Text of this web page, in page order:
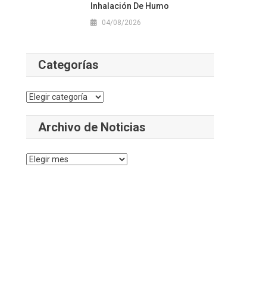
Inhalación De Humo
04/08/2026
Categorías
Categorías
Archivo de Noticias
Archivo